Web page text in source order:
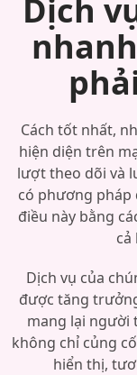
Dịch
Cách tốt nhất,
hiện diện trên
lượt theo dõi và
có phương
điều này bằng
cả
Dịch vụ của
được tăng
mang lại người
không chỉ củng
hiển thị,